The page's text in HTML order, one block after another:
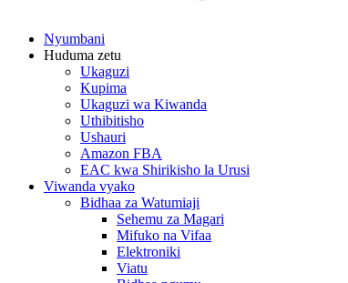
Nyumbani
Huduma zetu
Ukaguzi
Kupima
Ukaguzi wa Kiwanda
Uthibitisho
Ushauri
Amazon FBA
EAC kwa Shirikisho la Urusi
Viwanda vyako
Bidhaa za Watumiaji
Sehemu za Magari
Mifuko na Vifaa
Elektroniki
Viatu